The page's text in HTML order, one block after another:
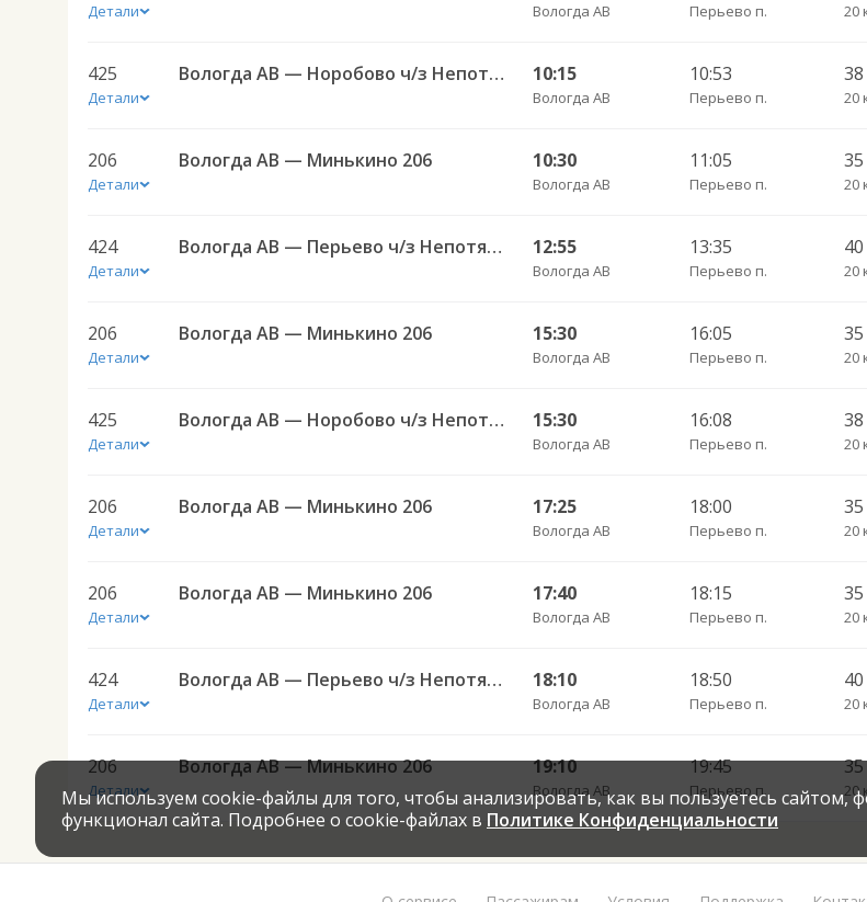
Детали Вологда АВ Перьево п. 20
425
Детали
Вологда АВ — Норобово ч/з Непотягово 425 10:15
Вологда АВ
10:53
Перьево п. 20
206
Детали
Вологда АВ — Минькино 206 10:30
Вологда АВ
11:05
Перьево п. 20
424
Детали
Вологда АВ — Перьево ч/з Непотягово 424 12:55
Вологда АВ
13:35
Перьево п. 20
206
Детали
Вологда АВ — Минькино 206 15:30
Вологда АВ
16:05
Перьево п. 20
425
Детали
Вологда АВ — Норобово ч/з Непотягово 425 15:30
Вологда АВ
16:08
Перьево п. 20
206
Детали
Вологда АВ — Минькино 206 17:25
Вологда АВ
18:00
Перьево п. 20
206
Детали
Вологда АВ — Минькино 206 17:40
Вологда АВ
18:15
Перьево п. 20
424
Детали
Вологда АВ — Перьево ч/з Непотягово 424 18:10
Вологда АВ
18:50
Перьево п. 20
206
Детали
Вологда АВ — Минькино 206 19:10
Вологда АВ
19:45
Перьево п. 20
Мы используем cookie-файлы для того, чтобы анализировать, как вы пользуетесь
функционал сайта. Подробнее о cookie-файлах в Политике Конфиденциальности